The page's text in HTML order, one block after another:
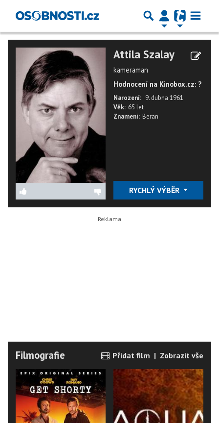
Attila Szalay
kameraman
Hodnocení na Kinobox.cz: ?
Narození: 9. dubna 1961
Věk: 65 let
Znamení: Beran
RYCHLÝ VÝBĚR
Filmografie Přidat film | Zobrazit vše